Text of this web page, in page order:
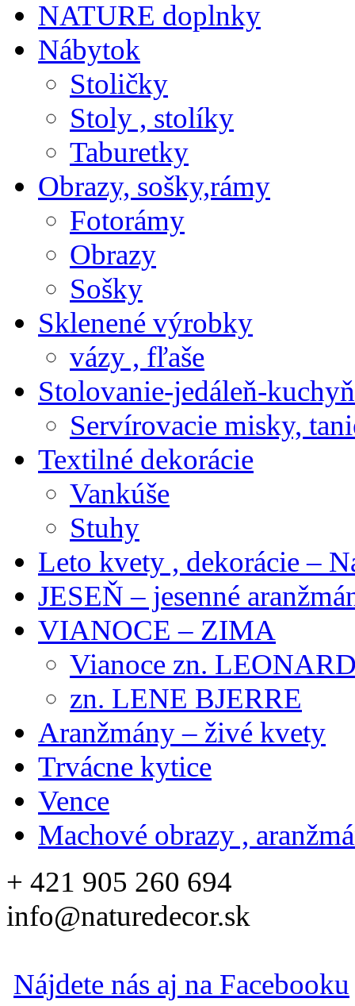
NATURE doplnky
Nábytok
Stoličky
Stoly , stolíky
Taburetky
Obrazy, sošky,rámy
Fotorámy
Obrazy
Sošky
Sklenené výrobky
vázy , fľaše
Stolovanie-jedáleň-
Servírovacie misky,
Textilné dekorácie
Vankúše
Stuhy
Leto kvety , dekorácie –
JESEŇ – jesenné
VIANOCE – ZIMA
Vianoce zn.
zn. LENE BJERRE
Aranžmány – živé kvety
Trvácne kytice
Vence
Machové obrazy ,
+ 421 905 260 694
info@naturedecor.sk
Nájdete nás aj na Facebooku